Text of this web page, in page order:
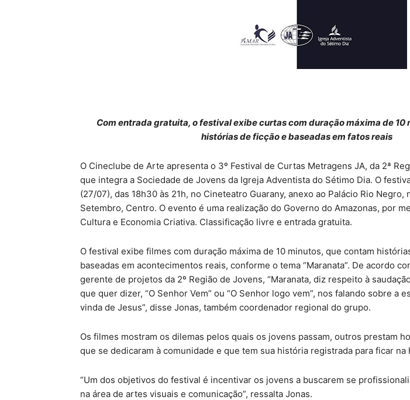
Com entrada gratuita, o festival exibe curtas com duração máxima de 10
histórias de ficção e baseadas em fatos reais
O Cineclube de Arte apresenta o 3º Festival de Curtas Metragens JA, da 2ª
que integra a Sociedade de Jovens da Igreja Adventista do Sétimo Dia. O
(27/07), das 18h30 às 21h, no Cineteatro Guarany, anexo ao Palácio Rio Negro,
Setembro, Centro. O evento é uma realização do Governo do Amazonas, por
Cultura e Economia Criativa. Classificação livre e entrada gratuita.
O festival exibe filmes com duração máxima de 10 minutos, que contam
baseadas em acontecimentos reais, conforme o tema “Maranata”. De acordo
gerente de projetos da 2º Região de Jovens, “Maranata, diz respeito à
que quer dizer, “O Senhor Vem” ou “O Senhor logo vem”, nos falando sobre a
vinda de Jesus”, disse Jonas, também coordenador regional do grupo.
Os filmes mostram os dilemas pelos quais os jovens passam, outros prestam
que se dedicaram à comunidade e que tem sua história registrada para ficar na
“Um dos objetivos do festival é incentivar os jovens a buscarem se
na área de artes visuais e comunicação”, ressalta Jonas.